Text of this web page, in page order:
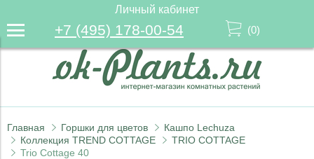
Личный кабинет
+7 (495) 178-00-54 (0)
Главная Горшки для цветов
Кашпо Lechuza
Коллекция TREND COTTAGE
TRIO COTTAGE
Trio Cottage 40